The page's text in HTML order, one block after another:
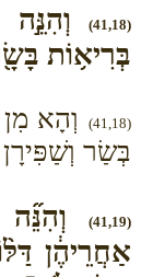
(41,18)
בְּרִיא֥וֹת
(41,18)
וְהָא
בְּשַׂר
(41,19)
אַחֲרֵיהֶ֔ן